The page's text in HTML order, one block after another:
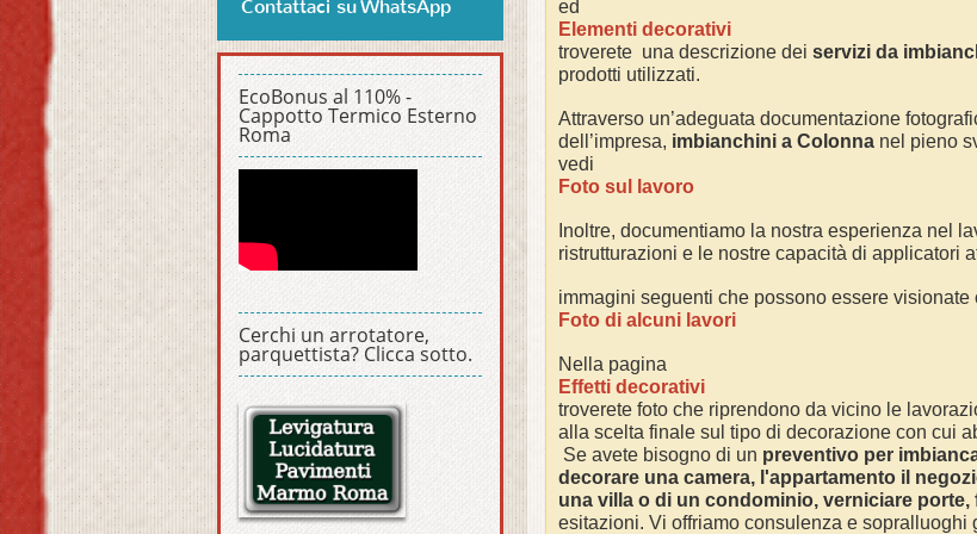
ed
Elementi decorativi
troverete una descrizione dei servizi da
prodotti utilizzati.
Attraverso un’adeguata documentazione
dell’impresa, imbianchini a Colonna nel pieno
vedi
Foto sul lavoro
Inoltre, documentiamo la nostra esperienza nel
ristrutturazioni e le nostre capacità di applicatori
immagini seguenti che possono essere visionate
Foto di alcuni lavori
Nella pagina
Effetti decorativi
troverete foto che riprendono da vicino le
alla scelta finale sul tipo di decorazione con cui
Se avete bisogno di un preventivo per
decorare una camera, l'appartamento il
una villa o di un condominio, verniciare porte,
esitazioni. Vi offriamo consulenza e sopralluoghi
Contattaci su WhatsApp
EcoBonus al 110% -
Cappotto Termico Esterno
Roma
Cerchi un arrotatore,
parquettista? Clicca sotto.